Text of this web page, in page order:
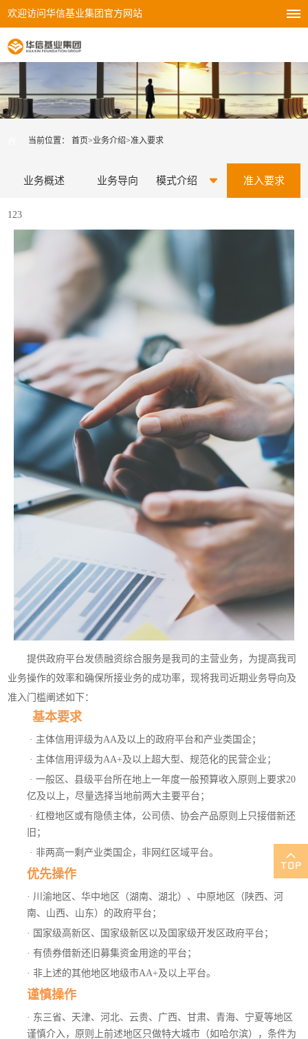
欢迎访问华信基业集团官方网站
当前位置：首页>业务介绍>准入要求
业务概述 业务导向 模式介绍 准入要求
123
提供政府平台发债融资综合服务是我司的主营业务，为提高我司
业务操作的效率和确保所接业务的成功率，现将我司近期业务导向及
准入门槛阐述如下：
基本要求
· 主体信用评级为AA及以上的政府平台和产业类国企；
· 主体信用评级为AA+及以上超大型、规范化的民营企业；
· 一般区、县级平台所在地上一年度一般预算收入原则上要求20
亿及以上，尽量选择当地前两大主要平台；
· 红橙地区或有隐债主体，公司债、协会产品原则上只接借新还
旧；
· 非两高一剩产业类国企，非网红区域平台。
优先操作
· 川渝地区、华中地区（湖南、湖北）、中原地区（陕西、河
南、山西、山东）的政府平台；
· 国家级高新区、国家级新区以及国家级开发区政府平台；
·有债券借新还旧募集资金用途的平台；
·非上述的其他地区地级市AA+及以上平台。
谨慎操作
· 东三省、天津、河北、云贵、广西、甘肃、青海、宁夏等地区
谨慎介入，原则上前述地区只做特大城市（如哈尔滨），条件为